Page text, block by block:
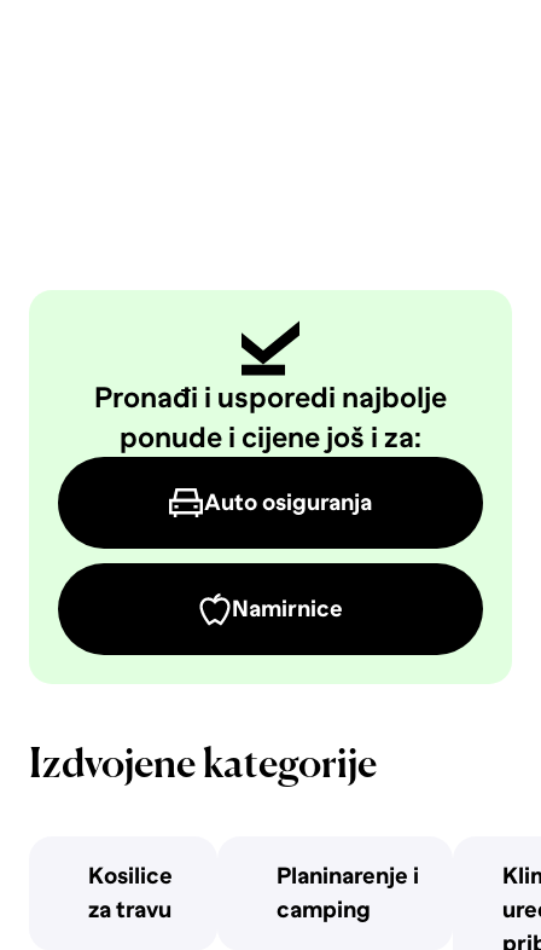
Pronađi i usporedi najbolje
ponude i cijene još i za:
Auto osiguranja
Namirnice
Izdvojene kategorije
Kosilice
za travu
Planinarenje i
camping